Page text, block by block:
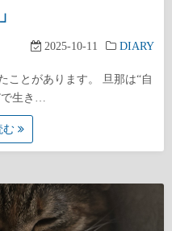
2025-10-11 DIARY
ことがあります。 旦那は“自
で生き…
む